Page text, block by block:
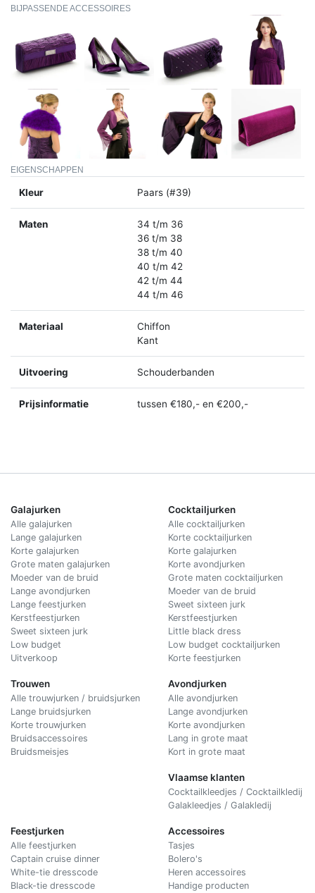
BIJPASSENDE ACCESSOIRES
EIGENSCHAPPEN
Kleur Paars (#39)
Maten
34 t/m 36
36 t/m 38
38 t/m 40
40 t/m 42
42 t/m 44
44 t/m 46
Materiaal
Chiffon
Kant
Uitvoering Schouderbanden
Prijsinformatie tussen €180,- en €200,-
Galajurken
Alle galajurken
Lange galajurken
Korte galajurken
Grote maten galajurken
Moeder van de bruid
Lange avondjurken
Lange feestjurken
Kerstfeestjurken
Sweet sixteen jurk
Low budget
Uitverkoop
Trouwen
Alle trouwjurken / bruidsjurken
Lange bruidsjurken
Korte trouwjurken
Bruidsaccessoires
Bruidsmeisjes
Cocktailjurken
Alle cocktailjurken
Korte cocktailjurken
Korte galajurken
Korte avondjurken
Grote maten cocktailjurken
Moeder van de bruid
Sweet sixteen jurk
Kerstfeestjurken
Little black dress
Low budget cocktailjurken
Korte feestjurken
Avondjurken
Alle avondjurken
Lange avondjurken
Korte avondjurken
Lang in grote maat
Kort in grote maat
Vlaamse klanten
Cocktailkleedjes / Cocktailkledij
Galakleedjes / Galakledij
Feestjurken
Alle feestjurken
Captain cruise dinner
White-tie dresscode
Black-tie dresscode
Accessoires
Tasjes
Bolero's
Heren accessoires
Handige producten